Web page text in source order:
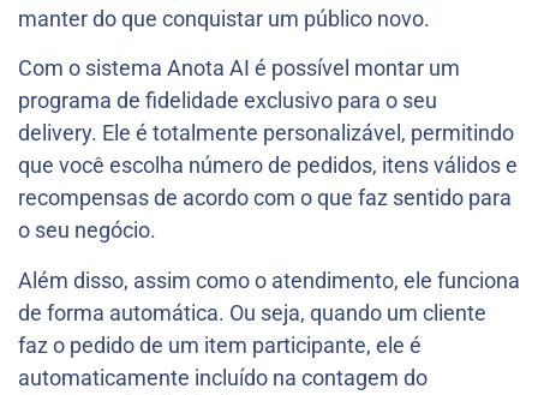
manter do que conquistar um público novo.
Com o sistema Anota AI é possível montar um
programa de fidelidade exclusivo para o seu
delivery. Ele é totalmente personalizável, permitindo
que você escolha número de pedidos, itens válidos e
recompensas de acordo com o que faz sentido para
o seu negócio.
Além disso, assim como o atendimento, ele funciona
de forma automática. Ou seja, quando um cliente
faz o pedido de um item participante, ele é
automaticamente incluído na contagem do